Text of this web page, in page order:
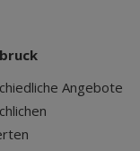
Angebote